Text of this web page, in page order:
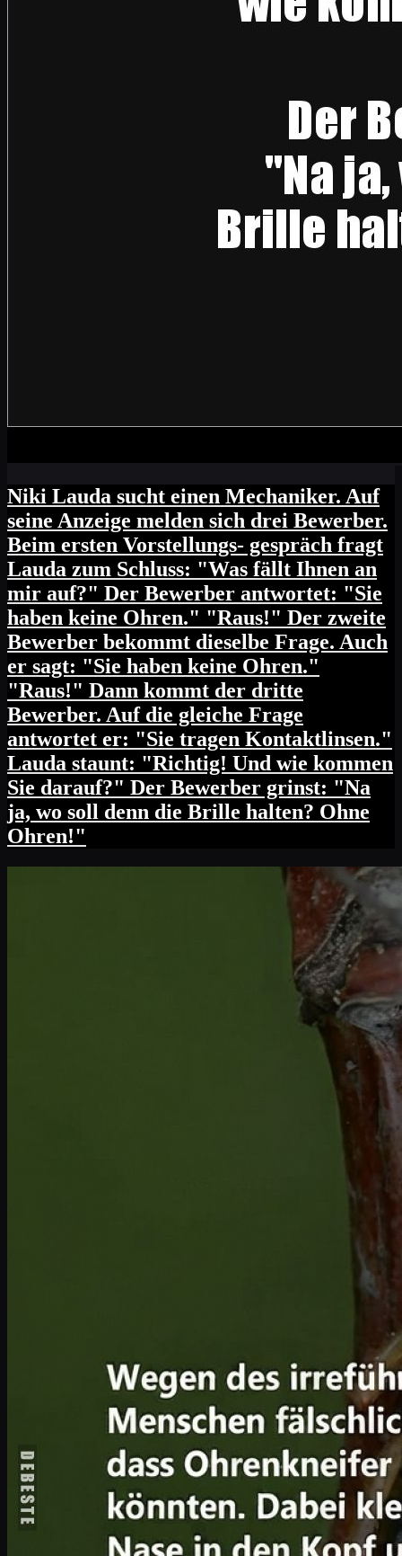
Niki Lauda sucht einen Mechaniker. Auf
seine Anzeige melden sich drei Bewerber.
Beim ersten Vorstellungs- gespräch fragt
Lauda zum Schluss: "Was fällt Ihnen an
mir auf?" Der Bewerber antwortet: "Sie
haben keine Ohren." "Raus!" Der zweite
Bewerber bekommt dieselbe Frage. Auch
er sagt: "Sie haben keine Ohren."
"Raus!" Dann kommt der dritte
Bewerber. Auf die gleiche Frage
antwortet er: "Sie tragen Kontaktlinsen."
Lauda staunt: "Richtig! Und wie kommen
Sie darauf?" Der Bewerber grinst: "Na
ja, wo soll denn die Brille halten? Ohne
Ohren!"